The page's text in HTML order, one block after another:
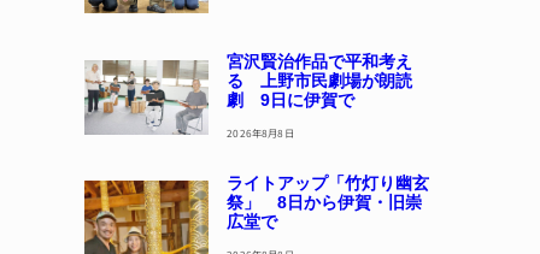
宮沢賢治作品で平和考え
る 上野市民劇場が朗読
劇 9日に伊賀で
2026年8月8日
ライトアップ「竹灯り幽玄
祭」 8日から伊賀・旧崇
広堂で